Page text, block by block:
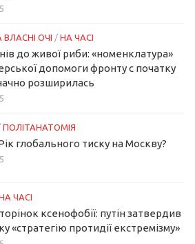
ВЛАСНІ ОЧІ / НА ЧАСІ
до живої риби: «номенклатура»
допомоги фронту с початку
розширилась
ПОЛІТАНАТОМІЯ
глобального тиску на Москву?
ЧАСІ
ксенофобії: путін затвердив
«стратегію протидії екстремізму»